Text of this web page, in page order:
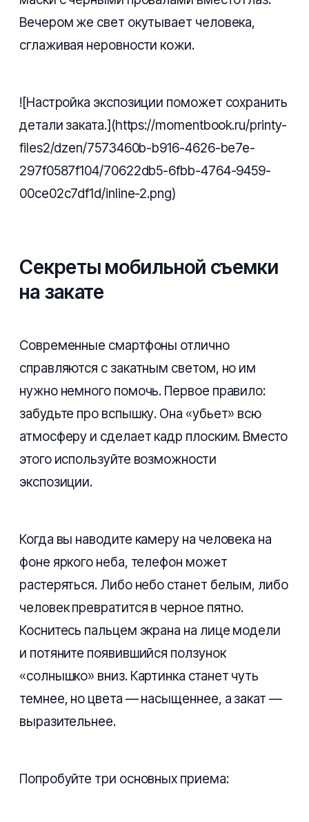
Вечером же свет окутывает человека,
сглаживая неровности кожи.
![Настройка экспозиции поможет сохранить
детали заката.](https://momentbook.ru/printy-
files2/dzen/7573460b-b916-4626-be7e-
297f0587f104/70622db5-6fbb-4764-9459-
00ce02c7df1d/inline-2.png)
Секреты мобильной съемки
на закате
Современные смартфоны отлично
справляются с закатным светом, но им
нужно немного помочь. Первое правило:
забудьте про вспышку. Она «убьет» всю
атмосферу и сделает кадр плоским. Вместо
этого используйте возможности
экспозиции.
Когда вы наводите камеру на человека на
фоне яркого неба, телефон может
растеряться. Либо небо станет белым, либо
человек превратится в черное пятно.
Коснитесь пальцем экрана на лице модели
и потяните появившийся ползунок
«солнышко» вниз. Картинка станет чуть
темнее, но цвета — насыщеннее, а закат —
выразительнее.
Попробуйте три основных приема: